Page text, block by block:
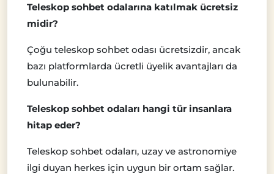
Teleskop sohbet odalarına katılmak ücretsiz
midir?
Çoğu teleskop sohbet odası ücretsizdir, ancak
bazı platformlarda ücretli üyelik avantajları da
bulunabilir.
Teleskop sohbet odaları hangi tür insanlara
hitap eder?
Teleskop sohbet odaları, uzay ve astronomiye
ilgi duyan herkes için uygun bir ortam sağlar.